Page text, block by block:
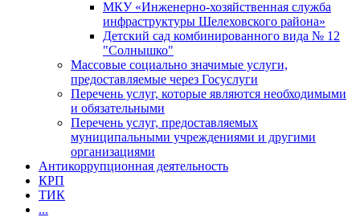
МКУ «Инженерно-хозяйственная служба
инфраструктуры Шелеховского района»
Детский сад комбинированного вида № 12
"Солнышко"
Массовые социально значимые услуги,
предоставляемые через Госуслуги
Перечень услуг, которые являются необходимыми
и обязательными
Перечень услуг, предоставляемых
муниципальными учреждениями и другими
организациями
Антикоррупционная деятельность
КРП
ТИК
...